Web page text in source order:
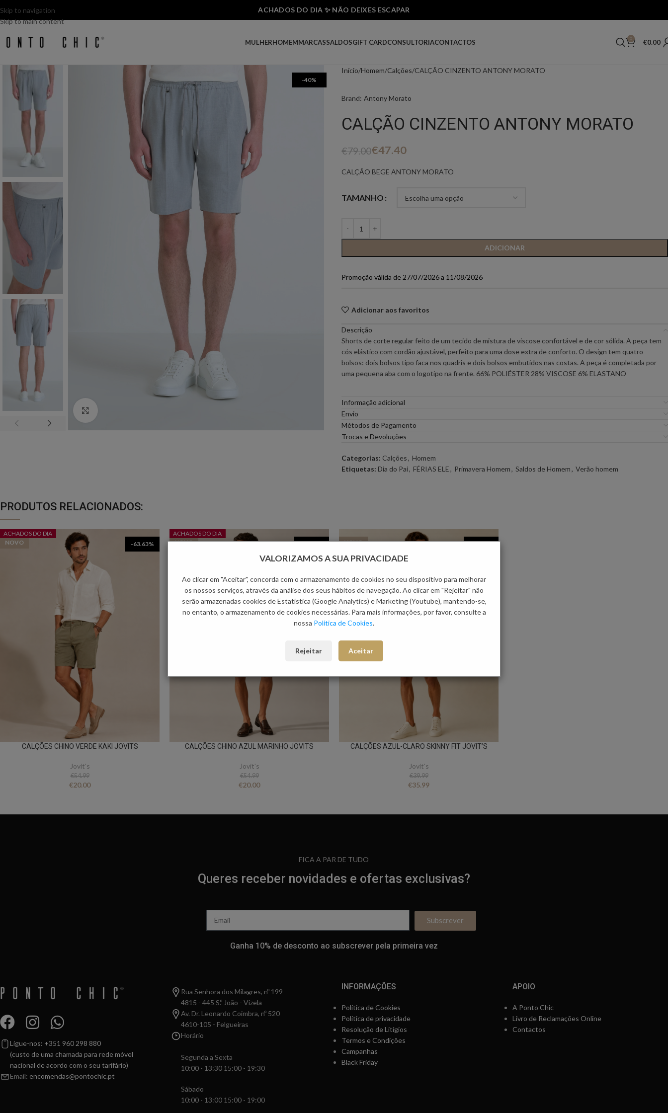
Skip to navigation
Skip to main content
ACHADOS DO DIA ✨ NÃO DEIXES ESCAPAR
MULHERHOMEMMARCAS
PONTO CHIC COLLECTION – PONTO CHIC PREMIUM ANIYE BY BSB
FERRACHE
GOA GOA ICE PLAY
LOCOLUXO MIGUEL VIEIRA MISS YOU MVP
SCOTCH & SODA SEMICOUTURE SILVINA CAMPOS SIMONA
SALDOSGIFT CARDCONSULTORIACONTACTOS 0 €0.00
-40%
Início Homem Calções CALÇÃO CINZENTO ANTONY MORATO
Brand: Antony Morato
CALÇÃO CINZENTO ANTONY MORATO
€79.00€47.40
CALÇÃO BEGE ANTONY MORATO
TAMANHO
ADICIONAR
Promoção válida de 27/07/2026 a 11/08/2026
Adicionar aos favoritos
Descrição
Shorts de corte regular feito de um tecido de mistura de viscose confortável e de cor sólida. A peça tem
cós elástico com cordão ajustável, perfeito para uma dose extra de conforto. O design tem quatro
bolsos: dois bolsos tipo faca nos quadris e dois bolsos embutidos nas costas. A peça é completada por
uma pequena aba com o logotipo na frente. 66% POLIÉSTER 28% VISCOSE 6% ELASTANO
Informação adicional
Envio
Métodos de Pagamento
Trocas e Devoluções
Categorias: Calções, Homem
Etiquetas: Dia do Pai, FÉRIAS ELE, Primavera Homem, Saldos de Homem, Verão homem
PRODUTOS RELACIONADOS:
NOVO -63.63%
ACHADOS DO DIA
CALÇÕES CHINO VERDE KAKI JOVITS
Jovit's
€54.99
€20.00
NOVO -63.63%
ACHADOS DO DIA
CALÇÕES CHINO AZUL MARINHO JOVITS
Jovit's
€54.99
€20.00
NOVO -10%
CALÇÕES AZUL-CLARO SKINNY FIT JOVIT’S
Jovit's
€39.99
€35.99
FICA A PAR DE TUDO
Queres receber novidades e ofertas exclusivas?
Subscrever
Ganha 10% de desconto ao subscrever pela primeira vez
Ligue-nos: +351 960 298 880
(custo de uma chamada para rede móvel
nacional de acordo com o seu tarifário)
Email: encomendas@pontochic.pt
Rua Senhora dos Milagres, nº 199
4815 - 445 S.º João - Vizela
Av. Dr. Leonardo Coimbra, nº 520
4610-105 - Felgueiras
Horário
Segunda a Sexta
10:00 - 13:30 15:00 - 19:30
Sábado
10:00 - 13:00 15:00 - 19:00
INFORMAÇÕES
Política de Cookies
Política de privacidade
Resolução de Litígios
Termos e Condições
Campanhas
Black Friday
APOIO
A Ponto Chic
Livro de Reclamações Online
Contactos
VALORIZAMOS A SUA PRIVACIDADE
Ao clicar em "Aceitar", concorda com o armazenamento de cookies no seu dispositivo para melhorar
os nossos serviços, através da análise dos seus hábitos de navegação. Ao clicar em "Rejeitar" não
serão armazenadas cookies de Estatística (Google Analytics) e Marketing (Youtube), mantendo-se,
no entanto, o armazenamento de cookies necessárias. Para mais informações, por favor, consulte a
nossa Política de Cookies.
Rejeitar Aceitar